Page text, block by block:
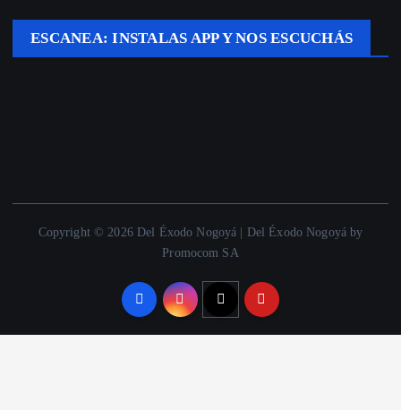
ESCANEA: INSTALAS APP Y NOS ESCUCHÁS
Copyright © 2026 Del Éxodo Nogoyá | Del Éxodo Nogoyá by
Promocom SA